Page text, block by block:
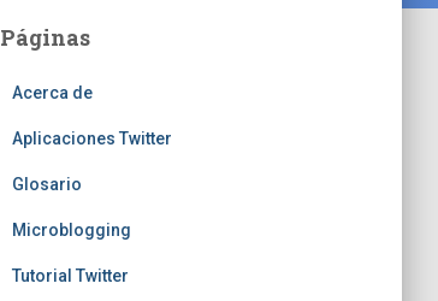
Páginas
Acerca de
Aplicaciones Twitter
Glosario
Microblogging
Tutorial Twitter